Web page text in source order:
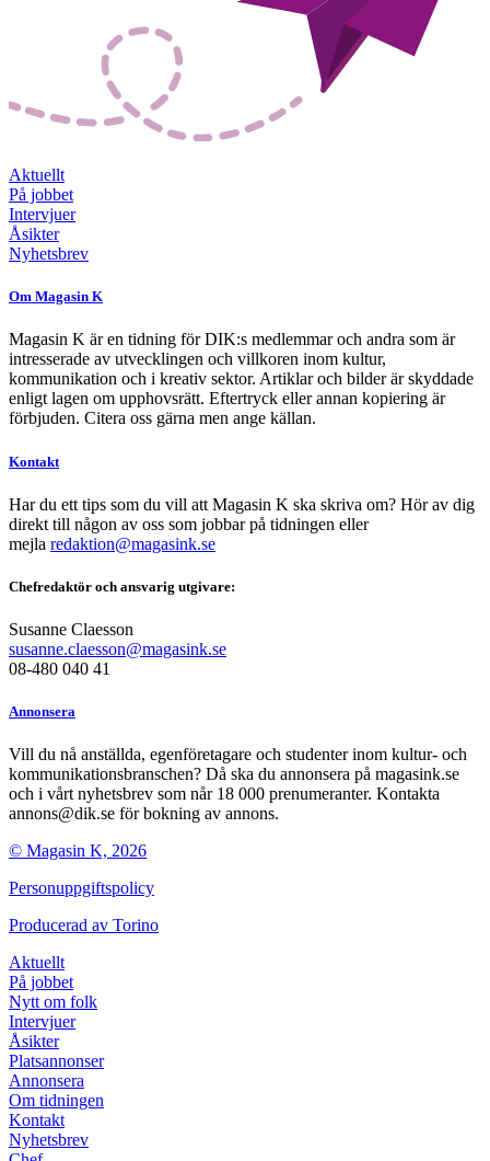
Aktuellt
På jobbet
Intervjuer
Åsikter
Nyhetsbrev
Om Magasin K
Magasin K är en tidning för DIK:s medlemmar och andra som är
intresserade av utvecklingen och villkoren inom kultur,
kommunikation och i kreativ sektor. Artiklar och bilder är skyddade
enligt lagen om upphovsrätt. Eftertryck eller annan kopiering är
förbjuden. Citera oss gärna men ange källan.
Kontakt
Har du ett tips som du vill att Magasin K ska skriva om? Hör av dig
direkt till någon av oss som jobbar på tidningen eller
mejla redaktion@magasink.se
Chefredaktör och ansvarig utgivare:
Susanne Claesson
susanne.claesson@magasink.se
08-480 040 41
Annonsera
Vill du nå anställda, egenföretagare och studenter inom kultur- och
kommunikationsbranschen? Då ska du annonsera på magasink.se
och i vårt nyhetsbrev som når 18 000 prenumeranter. Kontakta
annons@dik.se för bokning av annons.
© Magasin K, 2026
Personuppgiftspolicy
Producerad av Torino
Aktuellt
På jobbet
Nytt om folk
Intervjuer
Åsikter
Platsannonser
Annonsera
Om tidningen
Kontakt
Nyhetsbrev